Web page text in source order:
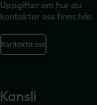
Uppgifter om hur du
kontaktar oss finns här.
Kontakta oss
Kansli